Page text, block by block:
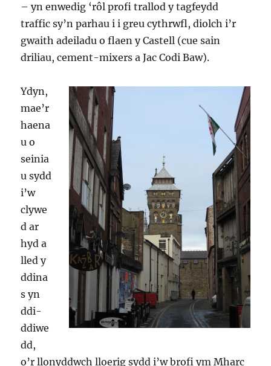
– yn enwedig ‘rôl profi trallod y tagfeydd
traffic sy’n parhau i i greu cythrwfl, diolch i’r
gwaith adeiladu o flaen y Castell (cue sain
driliau, cement-mixers a Jac Codi Baw).
Ydyn,
mae’r
haena
u o
seinia
u sydd
i’w
clywe
d ar
hyd a
lled y
ddina
s yn
ddi-
ddiwe
dd,
o’r llonyddwch lloerig sydd i’w brofi ym Mharc